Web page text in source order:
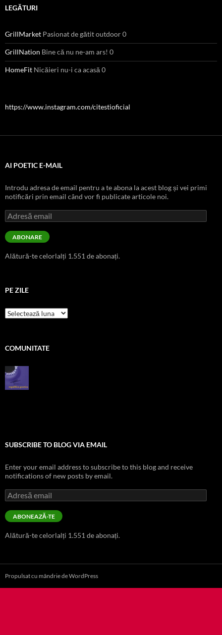
LEGĂTURI
GrillMarket Pasionat de gătit outdoor 0
GrillNation Bine că nu ne-am ars! 0
HomeFit Nicăieri nu-i ca acasă 0
https://www.instagram.com/citestioficial
AI POETIC E-MAIL
Introdu adresa de email pentru a te abona la acest blog și vei primi
notificări prin email când vor fi publicate articole noi.
Adresă
email
ABONARE
Alătură-te celorlalți 1.551 de abonați.
PE ZILE
pe
zile
COMUNITATE
SUBSCRIBE TO BLOG VIA EMAIL
Enter your email address to subscribe to this blog and receive
notifications of new posts by email.
Adresă
email
ABONEAZĂ-TE
Alătură-te celorlalți 1.551 de abonați.
Propulsat cu mândrie de WordPress